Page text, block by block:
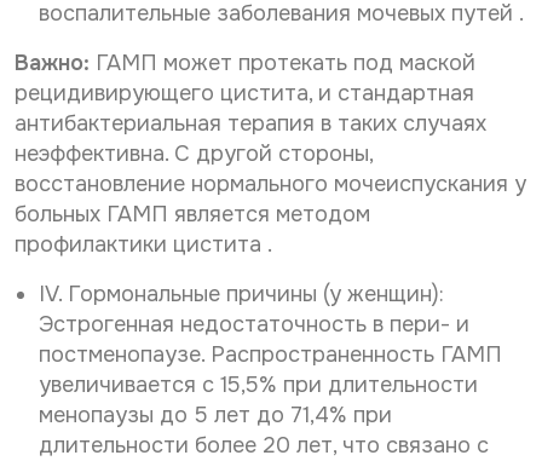
воспалительные заболевания мочевых путей .
Важно: ГАМП может протекать под маской
рецидивирующего цистита, и стандартная
антибактериальная терапия в таких случаях
неэффективна. С другой стороны,
восстановление нормального мочеиспускания у
больных ГАМП является методом
профилактики цистита .
IV. Гормональные причины (у женщин):
Эстрогенная недостаточность в пери- и
постменопаузе. Распространенность ГАМП
увеличивается с 15,5% при длительности
менопаузы до 5 лет до 71,4% при
длительности более 20 лет, что связано с